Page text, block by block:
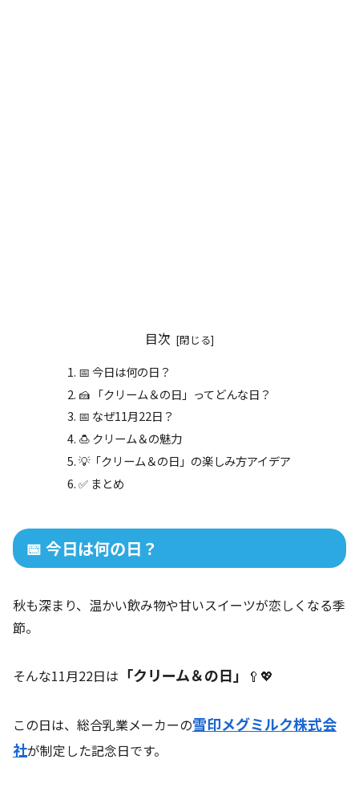
目次
📅 今日は何の日？
🍰 「クリーム＆の日」ってどんな日？
📅 なぜ11月22日？
🍮 クリーム＆の魅力
💡「クリーム＆の日」の楽しみ方アイデア
✅ まとめ
📅 今日は何の日？
秋も深まり、温かい飲み物や甘いスイーツが恋しくなる季
節。
そんな11月22日は 「クリーム＆の日」 🥄💖
この日は、総合乳業メーカーの雪印メグミルク株式会
社が制定した記念日です。